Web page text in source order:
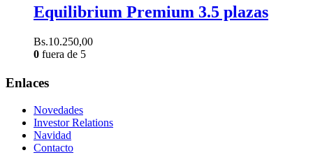
Equilibrium Premium 3.5 plazas
Bs.10.250,00
0 fuera de 5
Enlaces
Novedades
Investor Relations
Navidad
Contacto